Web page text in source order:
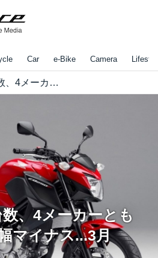
Car e-Bike Camera
軽二輪車販売台数、4メーカーともに3割以上の大幅マイナス...3月
、4メーカーとも
マイナス...3月